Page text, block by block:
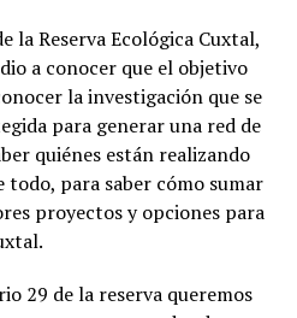
la Reserva Ecológica Cuxtal,
a conocer que el objetivo
la investigación que se
para generar una red de
quiénes están realizando
todo, para saber cómo sumar
proyectos y opciones para
29 de la reserva queremos